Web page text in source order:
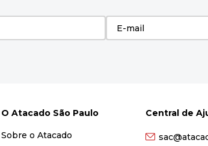
O Atacado São Paulo
Sobre o Atacado
Central de